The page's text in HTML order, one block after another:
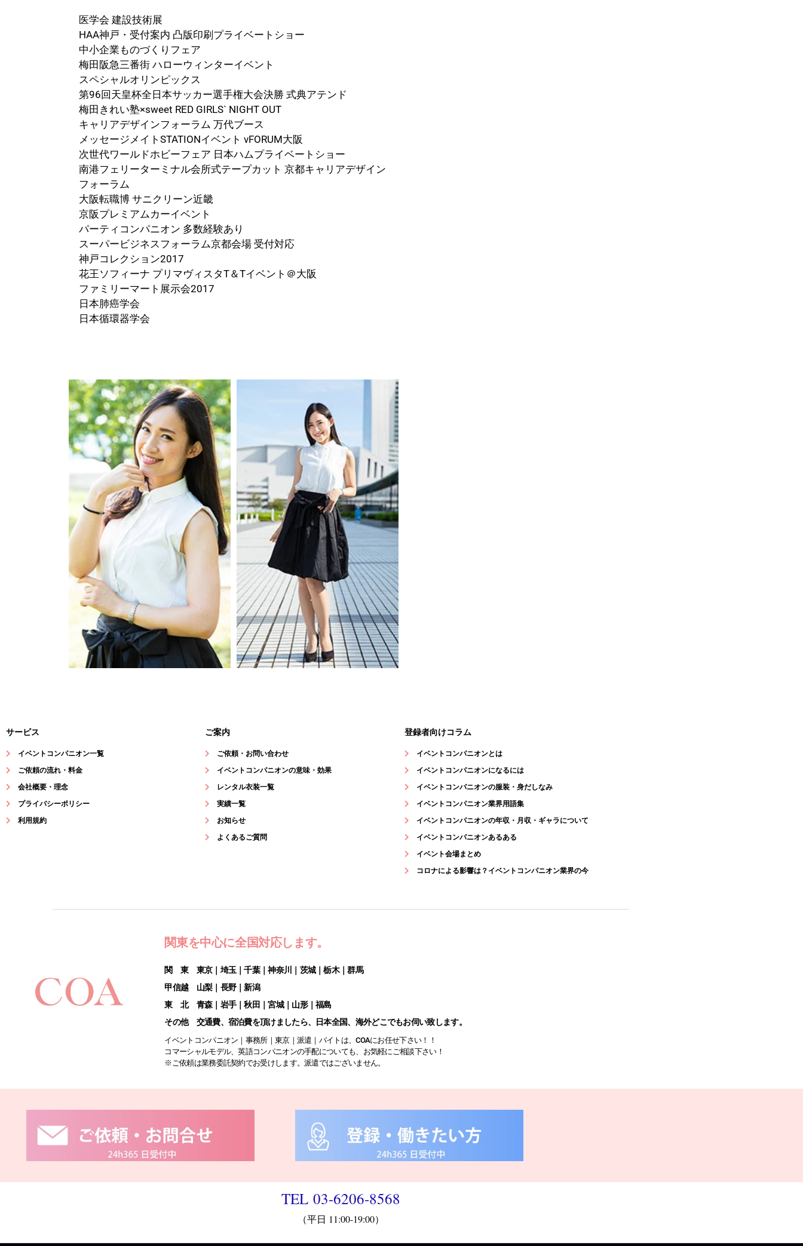
医学会 建設技術展
HAA神戸・受付案内 凸版印刷プライベートショー
中小企業ものづくりフェア
梅田阪急三番街 ハローウィンターイベント
スペシャルオリンピックス
第96回天皇杯全日本サッカー選手権大会決勝 式典アテンド
梅田きれい塾×sweet RED GIRLS` NIGHT OUT
キャリアデザインフォーラム 万代ブース
メッセージメイトSTATIONイベント vFORUM大阪
次世代ワールドホビーフェア 日本ハムプライベートショー
南港フェリーターミナル会所式テープカット 京都キャリアデザイン
フォーラム
大阪転職博 サニクリーン近畿
京阪プレミアムカーイベント
パーティコンパニオン 多数経験あり
スーパービジネスフォーラム京都会場 受付対応
神戸コレクション2017
花王ソフィーナ プリマヴィスタT＆Tイベント＠大阪
ファミリーマート展示会2017
日本肺癌学会
日本循環器学会
サービス
イベントコンパニオン一覧
ご依頼の流れ・料金
会社概要・理念
プライバシーポリシー
利用規約
ご案内
ご依頼・お問い合わせ
イベントコンパニオンの意味・効果
レンタル衣装一覧
実績一覧
お知らせ
よくあるご質問
登録者向けコラム
イベントコンパニオンとは
イベントコンパニオンになるには
イベントコンパニオンの服装・身だしなみ
イベントコンパニオン業界用語集
イベントコンパニオンの年収・月収・ギャラについて
イベントコンパニオンあるある
イベント会場まとめ
コロナによる影響は？イベントコンパニオン業界の今
関東を中心に全国対応します。
関 東 東京｜埼玉｜千葉｜神奈川｜茨城｜栃木｜群馬
甲信越 山梨｜長野｜新潟
東 北 青森｜岩手｜秋田｜宮城｜山形｜福島
その他 交通費、宿泊費を頂けましたら、日本全国、海外どこでもお伺い致します。
イベントコンパニオン｜事務所｜東京｜派遣｜バイトは、COAにお任せ下さい！！
コマーシャルモデル、英語コンパニオンの手配についても、お気軽にご相談下さい！
※ご依頼は業務委託契約でお受けします。派遣ではございません。
TEL 03-6206-8568
（平日 11:00-19:00）